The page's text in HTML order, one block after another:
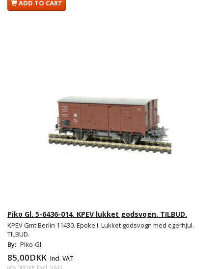
ADD TO CART
Piko Gl. 5-6436-014. KPEV lukket godsvogn. TILBUD.
KPEV Gmt Berlin 11430. Epoke I. Lukket godsvogn med egerhjul.
TILBUD.
By: Piko-Gl.
85,00DKK Incl. VAT
(68,00DKK Excl. VAT)